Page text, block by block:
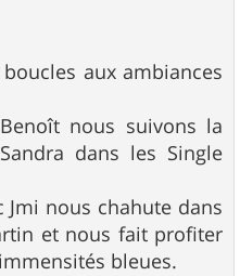
aux ambiances
nous suivons la
dans les Single
Jmi nous chahute dans
et nous fait profiter
bleues.